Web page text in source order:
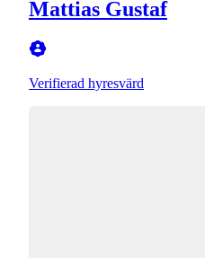
Mattias Gustaf
Verifierad hyresvärd